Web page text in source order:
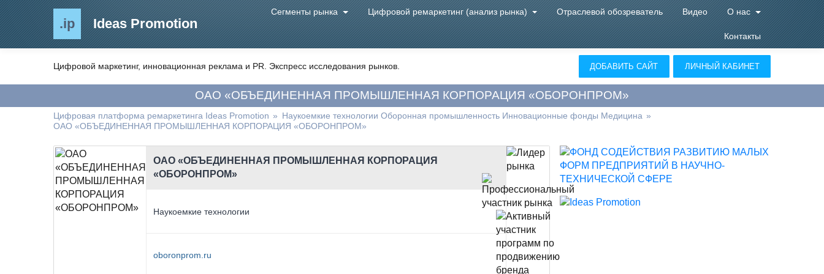
.ip Ideas Promotion
Сегменты рынка Цифровой ремаркетинг (анализ рынка) Отраслевой обозреватель Видео О нас
Контакты
Цифровой маркетинг, инновационная реклама и PR. Экспресс исследования рынков. ДОБАВИТЬ САЙТ ЛИЧНЫЙ КАБИНЕТ
ОАО «ОБЪЕДИНЕННАЯ ПРОМЫШЛЕННАЯ КОРПОРАЦИЯ «ОБОРОНПРОМ»
Цифровая платформа ремаркетинга Ideas Promotion » Наукоемкие технологии Оборонная промышленность Инновационные фонды Медицина »
ОАО «ОБЪЕДИНЕННАЯ ПРОМЫШЛЕННАЯ КОРПОРАЦИЯ «ОБОРОНПРОМ»
ОАО «ОБЪЕДИНЕННАЯ ПРОМЫШЛЕННАЯ КОРПОРАЦИЯ
«ОБОРОНПРОМ»
Наукоемкие технологии
oboronprom.ru